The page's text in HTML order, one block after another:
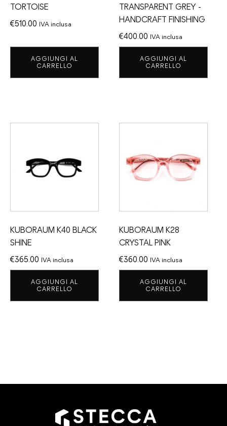
TORTOISE
€510.00 IVA inclusa
AGGIUNGI AL
CARRELLO
TRANSPARENT GREY -
HANDCRAFT FINISHING
€400.00 IVA inclusa
AGGIUNGI AL
CARRELLO
KUBORAUM K40 BLACK
SHINE
€365.00 IVA inclusa
AGGIUNGI AL
CARRELLO
KUBORAUM K28
CRYSTAL PINK
€360.00 IVA inclusa
AGGIUNGI AL
CARRELLO